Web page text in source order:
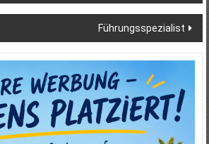
Führungsspezialist